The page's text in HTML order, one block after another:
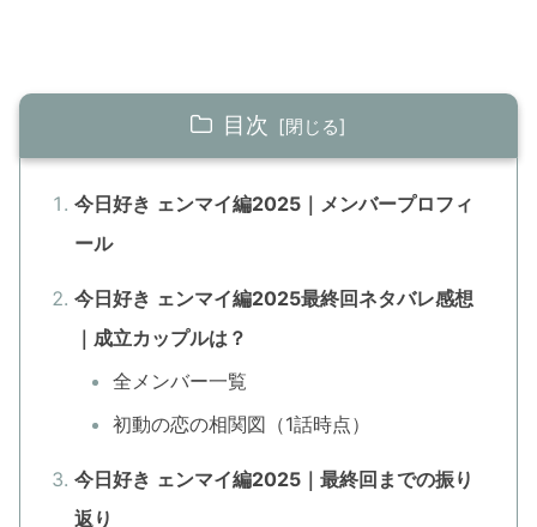
目次
今日好き ェンマイ編2025｜メンバープロフィ
ール
今日好き ェンマイ編2025最終回ネタバレ感想
｜成立カップルは？
全メンバー一覧
初動の恋の相関図（1話時点）
今日好き ェンマイ編2025｜最終回までの振り
返り